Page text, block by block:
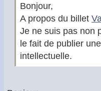
Bonjour,
A propos du billet
Je ne suis pas non
le fait de publier
intellectuelle.